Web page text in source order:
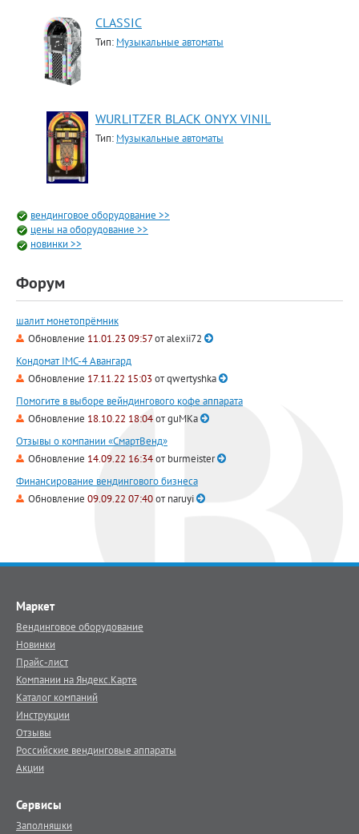
CLASSIC
Тип: Музыкальные автоматы
WURLITZER BLACK ONYX VINIL
Тип: Музыкальные автоматы
вендинговое оборудование >>
цены на оборудование >>
новинки >>
Форум
шалит монетопрёмник
Обновление 11.01.23 09:57отalexii72
Кондомат IMC-4 Авангард
Обновление 17.11.22 15:03 отqwertyshka
Помогите в выборе вейндингового кофе аппарата
Обновление 18.10.22 18:04отguMKa
Отзывы о компании «СмартВенд»
Обновление 14.09.22 16:34отburmeister
Финансирование вендингового бизнеса
Обновление 09.09.22 07:40отnaruyi
Маркет
Вендинговое оборудование
Новинки
Прайс-лист
Компании на Яндекс.Карте
Каталог компаний
Инструкции
Отзывы
Российские вендинговые аппараты
Акции
Сервисы
Заполняшки